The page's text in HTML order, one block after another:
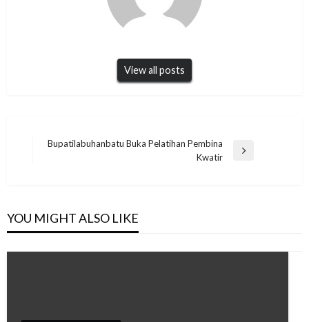
View all posts
Navigasi
Bupatilabuhanbatu Buka Pelatihan Pembina
Kwatir
YOU MIGHT ALSO LIKE